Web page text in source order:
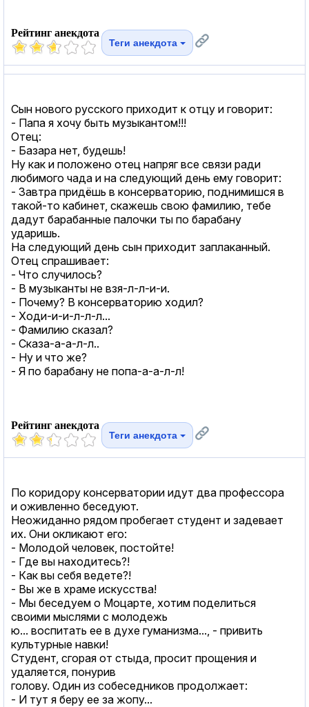
Рейтинг анекдота
Теги анекдота
Сын нового русского приходит к отцу и говорит:
- Папа я хочу быть музыкантом!!!
Отец:
- Базара нет, будешь!
Ну как и положено отец напряг все связи ради
любимого чада и на следующий день ему говорит:
- Завтра придёшь в консерваторию, поднимишся в
такой-то кабинет, скажешь свою фамилию, тебе
дадут барабанные палочки ты по барабану
ударишь.
На следующий день сын приходит заплаканный.
Отец спрашивает:
- Что случилось?
- В музыканты не взя-л-л-и-и.
- Почему? В консерваторию ходил?
- Ходи-и-и-л-л-л...
- Фамилию сказал?
- Сказа-а-а-л-л..
- Ну и что же?
- Я по барабану не попа-а-а-л-л!
Рейтинг анекдота
Теги анекдота
По коридору консерватории идут два профессора
и оживленно беседуют.
Неожиданно рядом пробегает студент и задевает
их. Они окликают его:
- Молодой человек, постойте!
- Где вы находитесь?!
- Как вы себя ведете?!
- Вы же в храме искусства!
- Мы беседуем о Моцарте, хотим поделиться
своими мыслями с молодежь
ю... воспитать ее в духе гуманизма..., - привить
культурные навки!
Студент, сгорая от стыда, просит прощения и
удаляется, понурив
голову. Один из собеседников продолжает:
- И тут я беру ее за жопу...